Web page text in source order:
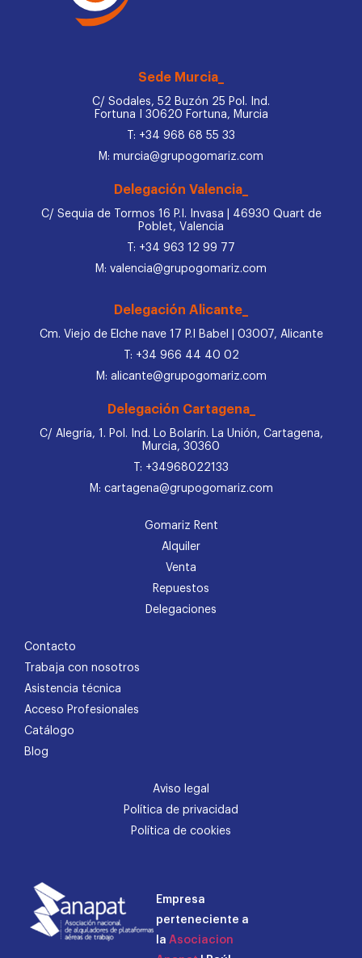
Sede Murcia_
C/ Sodales, 52 Buzón 25 Pol. Ind.
Fortuna I 30620 Fortuna, Murcia
T: +34 968 68 55 33
M: murcia@grupogomariz.com
Delegación Valencia_
C/ Sequia de Tormos 16 P.I. Invasa | 46930 Quart de
Poblet, Valencia
T: +34 963 12 99 77
M: valencia@grupogomariz.com
Delegación Alicante_
Cm. Viejo de Elche nave 17 P.I Babel | 03007, Alicante
T: +34 966 44 40 02
M: alicante@grupogomariz.com
Delegación Cartagena_
C/ Alegría, 1. Pol. Ind. Lo Bolarín. La Unión, Cartagena,
Murcia, 30360
T: +34968022133
M: cartagena@grupogomariz.com
Gomariz Rent
Alquiler
Venta
Repuestos
Delegaciones
Contacto
Trabaja con nosotros
Asistencia técnica
Acceso Profesionales
Catálogo
Blog
Aviso legal
Política de privacidad
Política de cookies
Empresa
perteneciente a
la Asociacion